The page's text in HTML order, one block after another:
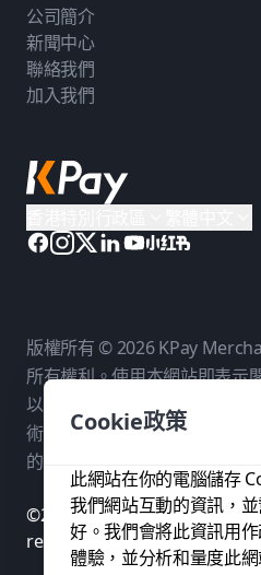
Cookie政策
此網站在你的電腦儲存
我們網站互動的資訊，
好。我們會將此資訊用
體驗，並分析和量度此
公司簡介
新聞中心
聯絡我們
加入我們
版權所有 © 2026 KPay
所有權利。使用本網站即表示
以及
。KPay
術平台，而非銀行。付款服務
的持牌付款夥伴提供。
©2026 KPay Merchant
reserved.